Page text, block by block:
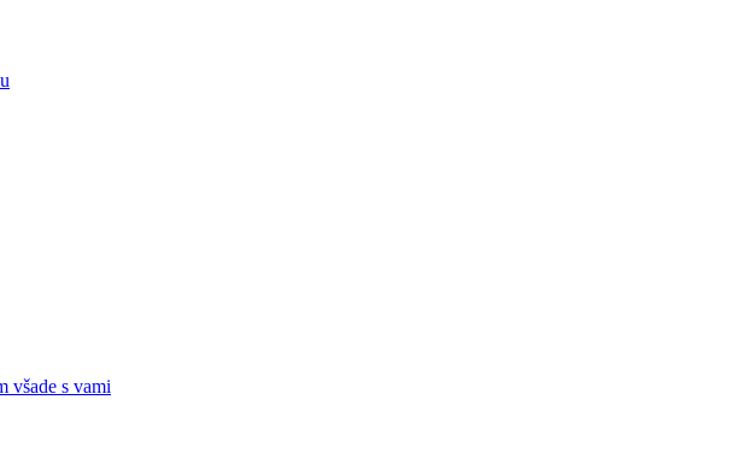
všade s vami